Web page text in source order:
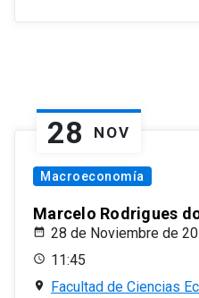
28 NOV
Macroeconomía
Marcelo Rodrigues
28 de Noviembre de
11:45
Facultad de Ciencias